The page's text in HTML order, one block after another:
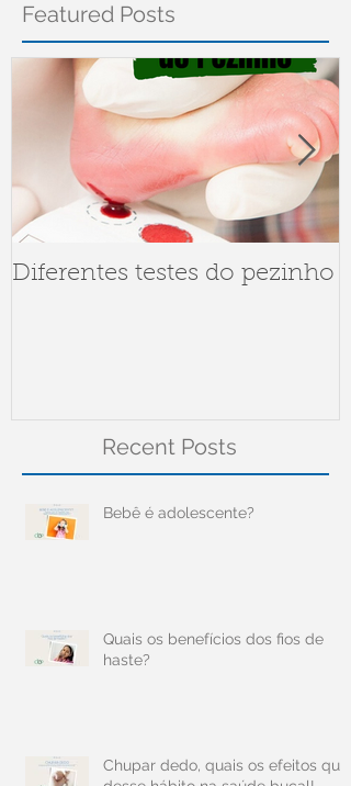
Featured Posts
Diferentes testes do pezinho
Recent Posts
Bebê é adolescente?
Quais os benefícios dos fios de
haste?
Chupar dedo, quais os efeitos que